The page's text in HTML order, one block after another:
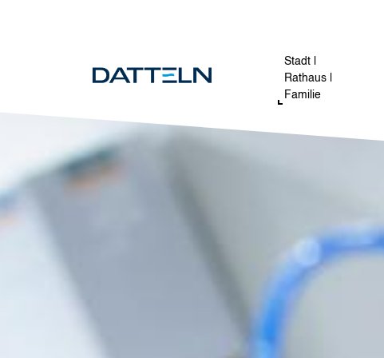
Stadt |
Rathaus |
Familie